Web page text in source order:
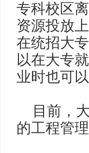
专科校区
资源投放
在统招大
以在大专
业时也可
目前，
的工程管